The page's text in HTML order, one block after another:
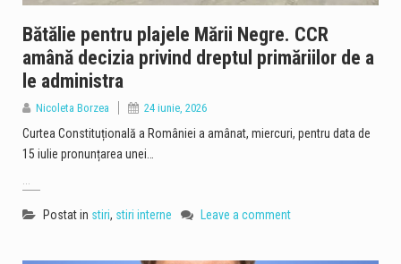
Bătălie pentru plajele Mării Negre. CCR
amână decizia privind dreptul primăriilor de a
le administra
Nicoleta Borzea 24 iunie, 2026
Curtea Constituțională a României a amânat, miercuri, pentru data de
15 iulie pronunțarea unei…
...
Postat in stiri, stiri interne Leave a comment